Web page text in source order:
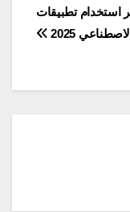
استخدام تطبيقات
2025